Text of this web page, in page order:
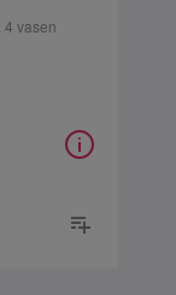
vasen